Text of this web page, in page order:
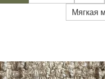
Мягкая